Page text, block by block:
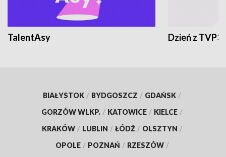
TalentAsy Dzień z TVP3
BIAŁYSTOK / BYDGOSZCZ / GDAŃSK /
GORZÓW WLKP. / KATOWICE / KIELCE /
KRAKÓW / LUBLIN / ŁÓDŹ / OLSZTYN /
OPOLE / POZNAŃ / RZESZÓW /